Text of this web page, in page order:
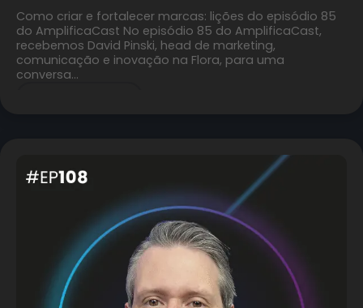
Como criar e fortalecer marcas: lições do episódio 85
do AmplificaCast No episódio 85 do AmplificaCast,
recebemos David Pinski, head de marketing,
comunicação e inovação na Flora, para uma
conversa…